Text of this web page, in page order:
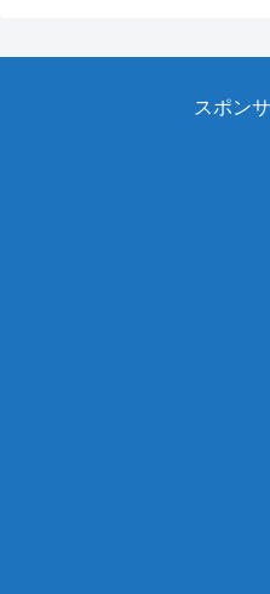
スポン